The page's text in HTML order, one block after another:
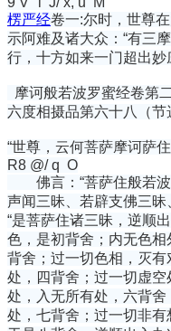
楞严经卷一:尔时，世尊
示阿难及诸大众：“有三
行，十方如来一门超出妙
摩诃般若波罗蜜经卷第
六度相摄品第六十八（节
“世尊，云何菩萨摩诃萨
R8 @/ q O
佛言：“菩萨住般若波
声闻三昧、若辟支佛三昧
“是菩萨住诸三昧，逆顺
色，是初背舍；内无色
背舍；过一切色相，灭
处，四背舍；过一切虚
处，入无所有处，六背
处，七背舍；过一切非有